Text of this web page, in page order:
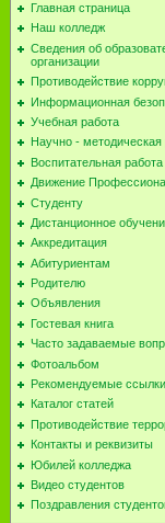
Главная страница
Наш колледж
Сведения об
организации
Противодействие
Информационная
Учебная работа
Научно - методическая
Воспитательная работа
Движение
Студенту
Дистанционное
Аккредитация
Абитуриентам
Родителю
Объявления
Гостевая книга
Часто задаваемые
Фотоальбом
Рекомендуемые ссылки.
Каталог статей
Противодействие
Контакты и реквизиты
Юбилей колледжа
Видео студентов
Поздравления